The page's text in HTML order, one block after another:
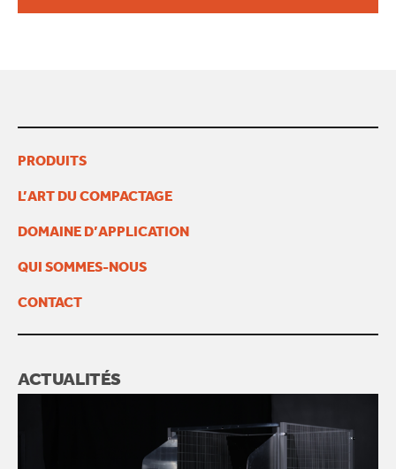
CONTACT
PRODUITS
L’ART DU COMPACTAGE
DOMAINE D’APPLICATION
QUI SOMMES-NOUS
CONTACT
ACTUALITÉS